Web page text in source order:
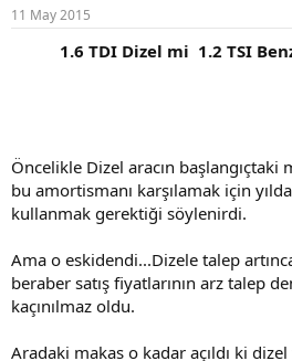
11 May 2015
1.6 TDI Dizel mi 1.2 TSI
Öncelikle Dizel aracın
bu amortismanı karşılamak için
kullanmak gerektiği söylenirdi.
Ama o eskidendi...Dizele talep
beraber satış fiyatlarının arz talep
kaçınılmaz oldu.
Aradaki makas o kadar açıldı ki